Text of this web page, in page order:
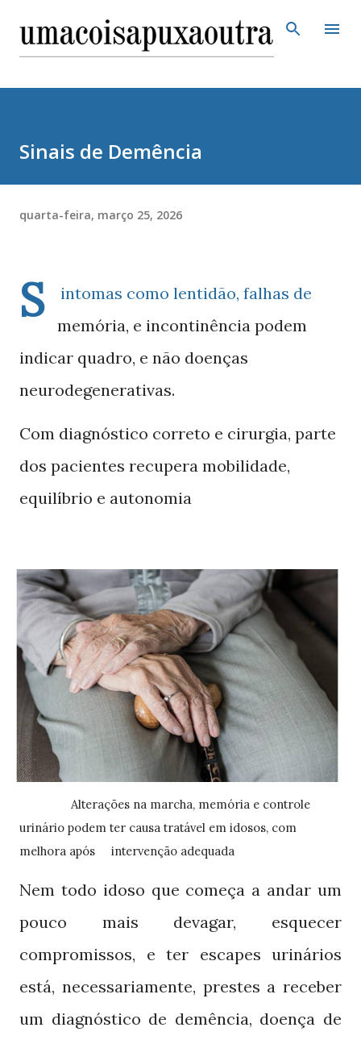
Pular para o conteúdo principal
Sinais de Demência
quarta-feira, março 25, 2026
S
intomas como lentidão, falhas de
memória, e incontinência podem
indicar quadro, e não doenças
neurodegenerativas.
Com diagnóstico correto e cirurgia, parte
dos pacientes recupera mobilidade,
equilíbrio e autonomia
Alterações na marcha, memória e controle
urinário podem ter causa tratável em idosos, com
melhora após intervenção adequada
Nem todo idoso que começa a andar um
pouco mais devagar, esquecer
compromissos, e ter escapes urinários
está, necessariamente, prestes a receber
um diagnóstico de demência, doença de